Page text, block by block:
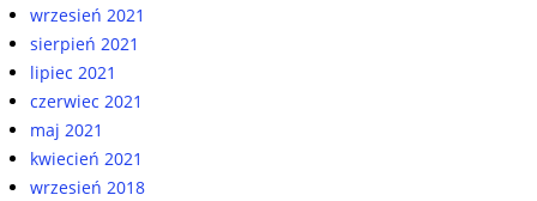
wrzesień 2021
sierpień 2021
lipiec 2021
czerwiec 2021
maj 2021
kwiecień 2021
wrzesień 2018